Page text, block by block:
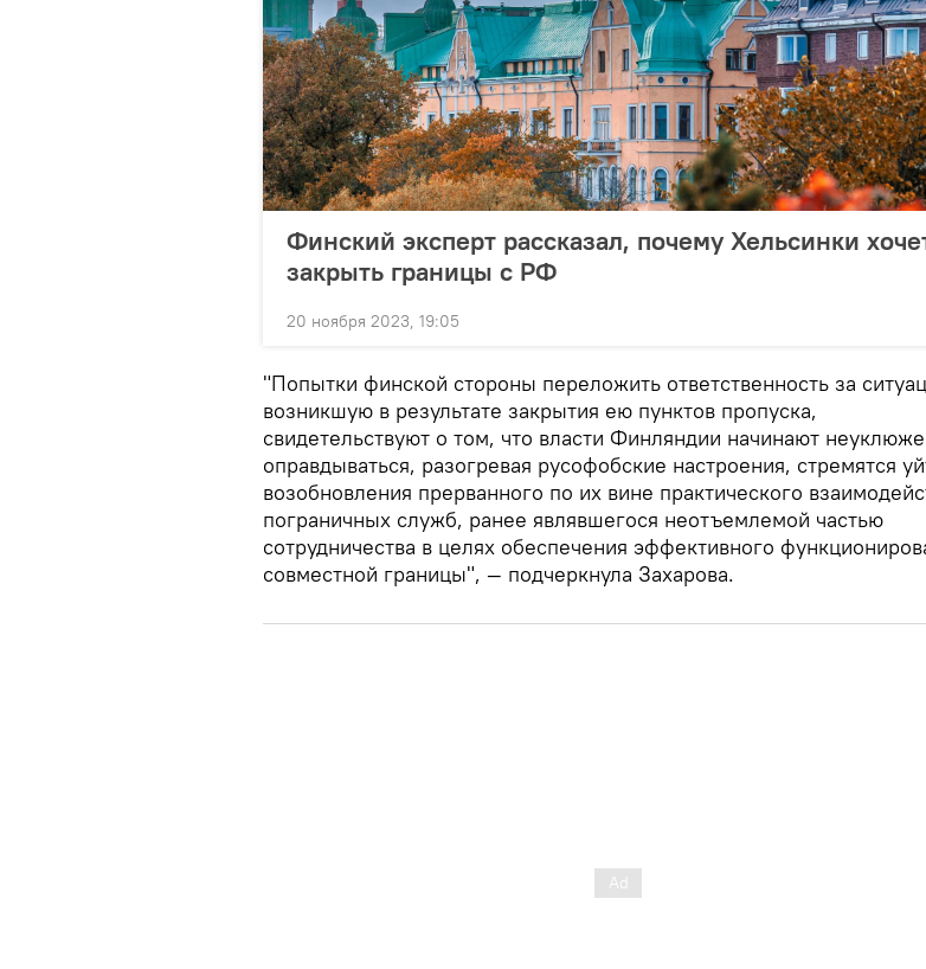
Финский эксперт рассказал, почему Хельсинки
закрыть границы с РФ
20 ноября 2023, 19:05
"Попытки финской стороны переложить ответственность за
возникшую в результате закрытия ею пунктов пропуска,
свидетельствуют о том, что власти Финляндии начинают неуклюже
оправдываться, разогревая русофобские настроения, стремятся
возобновления прерванного по их вине практического
пограничных служб, ранее являвшегося неотъемлемой частью
сотрудничества в целях обеспечения эффективного
совместной границы", — подчеркнула Захарова.